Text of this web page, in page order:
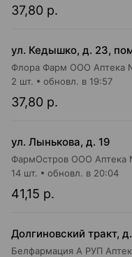
37,80 р.
ул. Кедышко, д. 23,
Флора Фарм ООО Аптека
37,80 р.
2 шт. обновл. в 19:57
ул. Лынькова, д. 19
ФармОстров ООО Аптека
41,15 р.
14 шт. обновл. в 20:04
Белфармация А РУП